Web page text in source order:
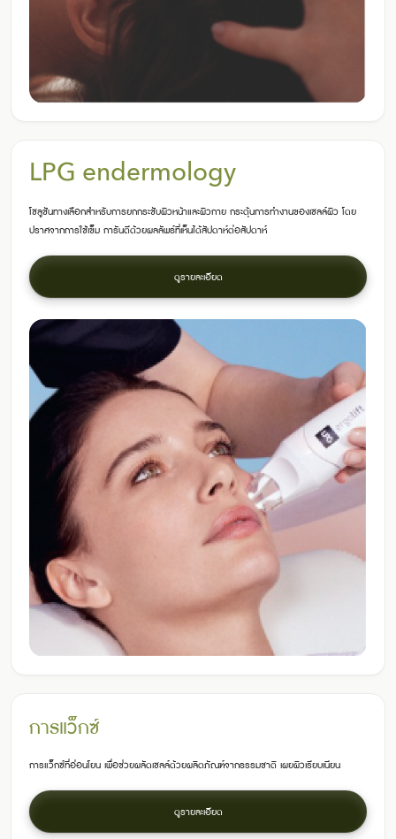
LPG endermology
โซลูชันทางเลือกสำหรับการยกกระชับผิวหน้าและผิวกาย กระตุ้นการทำงานของเซลล์ผิว โดย
ปราศจากการใช้เข็ม การันตีด้วยผลลัพธ์ที่เห็นได้สัปดาห์ต่อสัปดาห์
ดูรายละเอียด
การแว็กซ์
การแว็กซ์ที่อ่อนโยน เพื่อช่วยผลัดเซลล์ด้วยผลิตภัณฑ์จากธรรมชาติ เผยผิวเรียบเนียน
ดูรายละเอียด